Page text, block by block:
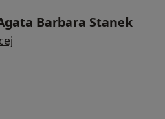
Barbara Stanek